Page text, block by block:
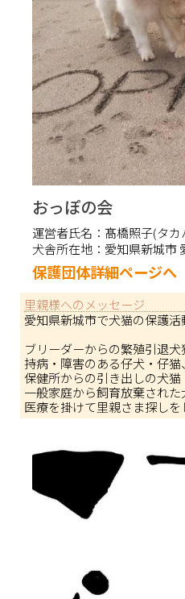
おっぽの会
運営者氏名：髙橋照子(タカ
犬舎所在地： 愛知県新城市
保護団体詳細ページへ
里親様へのメッセージ
愛知県新城市で犬猫の保護活
ブリーダーからの繁殖引退犬
持病・障害のある仔犬・仔猫、
保健所からの引き出しの犬猫
一般家庭から飼育放棄された
医療を掛けて里親さま探しを